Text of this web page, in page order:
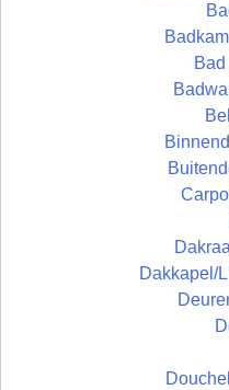
Dakkapel/